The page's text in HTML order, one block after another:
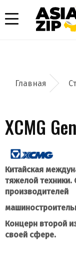
XCMG
Китайская
тяжелой техники.
производителей
Концерн второй
своей сфере.